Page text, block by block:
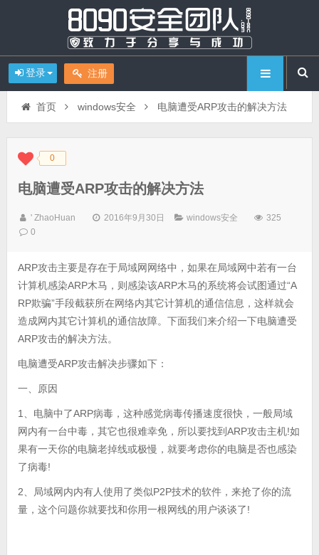
登录 注册
首页 windows安全 电脑遭受ARP攻击的解决方法
◆◆ 0
电脑遭受ARP攻击的解决方法
' ZhaoHuan 2016年9月30日 windows安全
325
0
ARP攻击主要是存在于局域网网络中，如果在局域网中若有一台
计算机感染ARP木马，则感染该ARP木马的系统将会试图通过“A
RP欺骗”手段截获所在网络内其它计算机的通信信息，这样就会
造成网内其它计算机的通信故障。下面我们来介绍一下电脑遭受
ARP攻击的解决方法。
电脑遭受ARP攻击解决步骤如下：
一、原因
1、电脑中了ARP病毒，这种感觉病毒传播速度很快，一般局域
网内有一台中毒，其它也很难幸免，所以要找到ARP攻击主机!如
果有一天你的电脑老掉线或极慢，就要考虑你的电脑是否也感染
了病毒!
2、局域网内内有人使用了类似P2P技术的软件，来抢了你的流
量，这个问题你就要找和你用一根网线的用户谈谈了!